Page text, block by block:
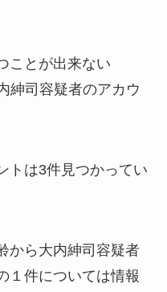
ことが出来ない
紳司容疑者のアカウ
トは3件見つかってい
から大内紳司容疑者
１件については情報